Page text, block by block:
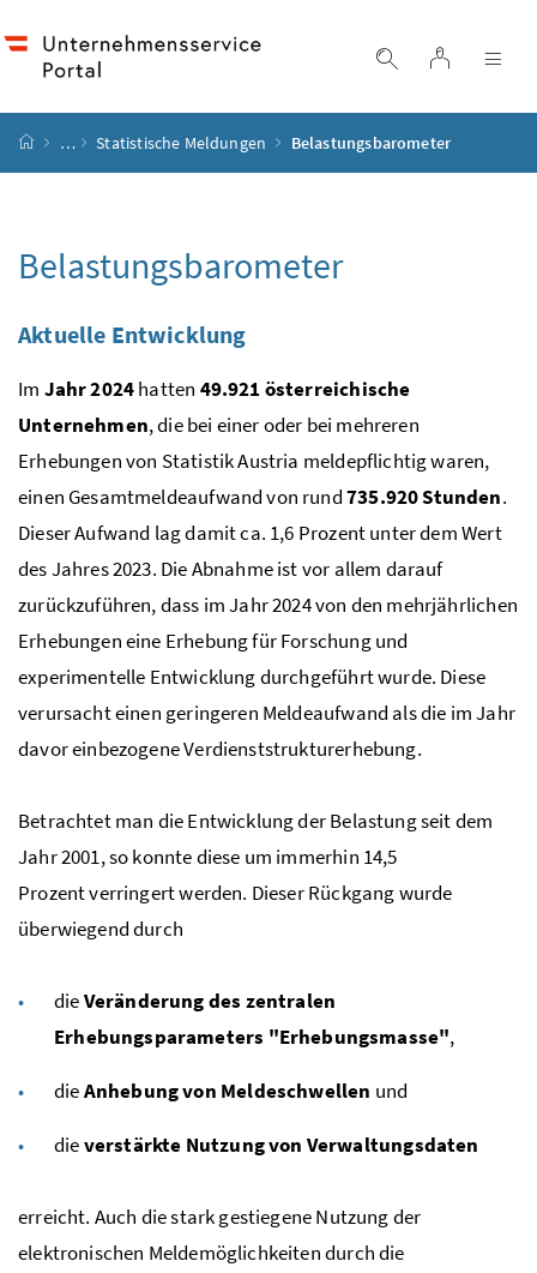
SucheLogin
Startseite
… Statistische Meldungen Belastungsbarometer
Belastungsbarometer
Aktuelle Entwicklung
Im Jahr 2024hatten 49.921 österreichische
Unternehmen, die bei einer oder bei mehreren
Erhebungen von Statistik Austria meldepflichtig waren,
einen Gesamtmeldeaufwand von rund735.920 Stunden.
Dieser Aufwand lag damitca. 1,6 Prozent unter dem Wert
des Jahres 2023. Die Abnahme ist vor allem darauf
zurückzuführen, dass im Jahr 2024 von den mehrjährlichen
Erhebungen eine Erhebung für Forschung und
experimentelle Entwicklung durchgeführt wurde. Diese
verursacht einen geringeren Meldeaufwand als die im Jahr
davor einbezogene Verdienststrukturerhebung.
Betrachtet man die Entwicklung der Belastung seit dem
Jahr 2001, so konnte diese um immerhin 14,5
Prozent verringert werden. Dieser Rückgang wurde
überwiegend durch
dieVeränderung des zentralen
Erhebungsparameters "Erhebungsmasse",
dieAnhebung von Meldeschwellen und
dieverstärkte Nutzung von Verwaltungsdaten
erreicht. Auch die stark gestiegene Nutzung der
elektronischen Meldemöglichkeiten durch die